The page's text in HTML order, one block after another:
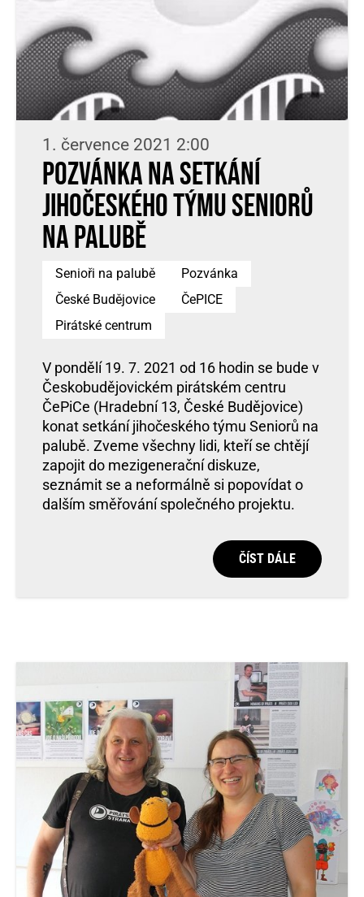
1. července 2021 2:00
Pozvánka na setkání
jihočeského týmu Seniorů
na palubě
Senioři na palubě
Pozvánka
České Budějovice
ČePICE
Pirátské centrum
V pondělí 19. 7. 2021 od 16 hodin se bude v
Českobudějovickém pirátském centru
ČePiCe (Hradební 13, České Budějovice)
konat setkání jihočeského týmu Seniorů na
palubě. Zveme všechny lidi, kteří se chtějí
zapojit do mezigenerační diskuze,
seznámit se a neformálně si popovídat o
dalším směřování společného projektu.
ČÍST DÁLE